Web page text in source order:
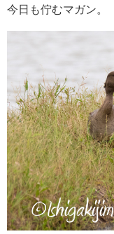
今日も佇むマガン。